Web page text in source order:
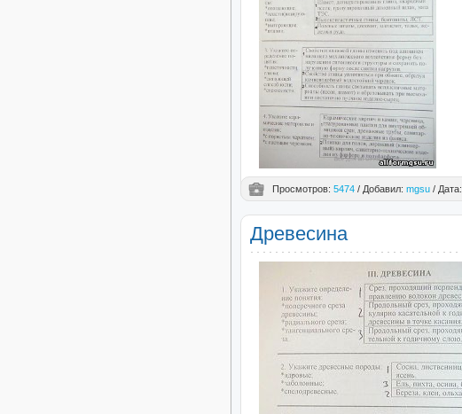
Просмотров: 5474 / Добавил: mgsu / Дата:
Древесина